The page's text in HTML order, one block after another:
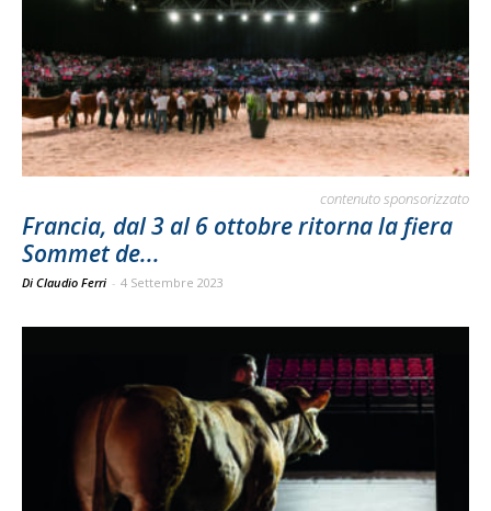
contenuto sponsorizzato
Francia, dal 3 al 6 ottobre ritorna la fiera
Sommet de...
Di Claudio Ferri - 4 Settembre 2023